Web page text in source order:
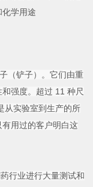
化学用途
（铲子）。它们由重
强度。超过 11 种尺
从实验室到生产的所
用过的客户明白这
行业进行大量测试和